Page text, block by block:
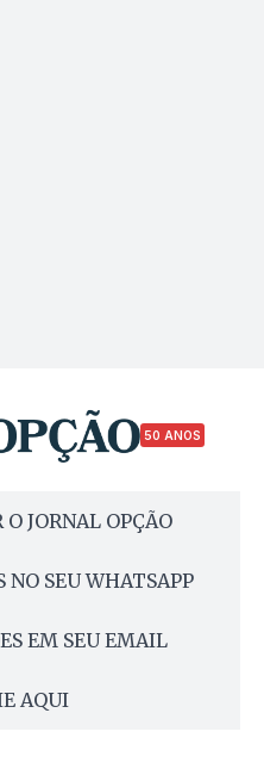
50 ANOS
JORNAL OPÇÃO
NO SEU WHATSAPP
EM SEU EMAIL
AQUI